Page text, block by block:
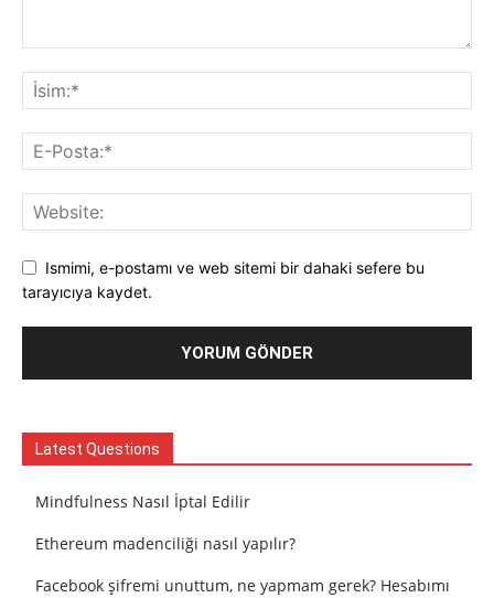
Ismimi, e-postamı ve web sitemi bir dahaki sefere bu
tarayıcıya kaydet.
Latest Questions
Mindfulness Nasıl İptal Edilir
Ethereum madenciliği nasıl yapılır?
Facebook şifremi unuttum, ne yapmam gerek? Hesabımı